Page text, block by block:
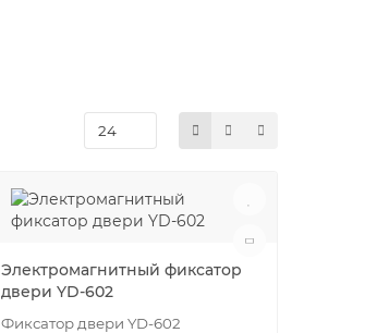
Электромагнитный фиксатор
двери YD-602
Фиксатор двери YD-602